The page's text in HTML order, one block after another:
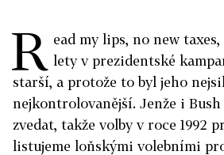
R ead my lips, no new
lety v prezidentské
starší, a protože to byl jeho
nejkontrolovanější. Jenže i Bush
zvedat, takže volby v roce 1992
listujeme loňskými volebními